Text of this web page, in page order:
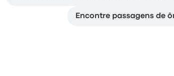
Encontre passagens de